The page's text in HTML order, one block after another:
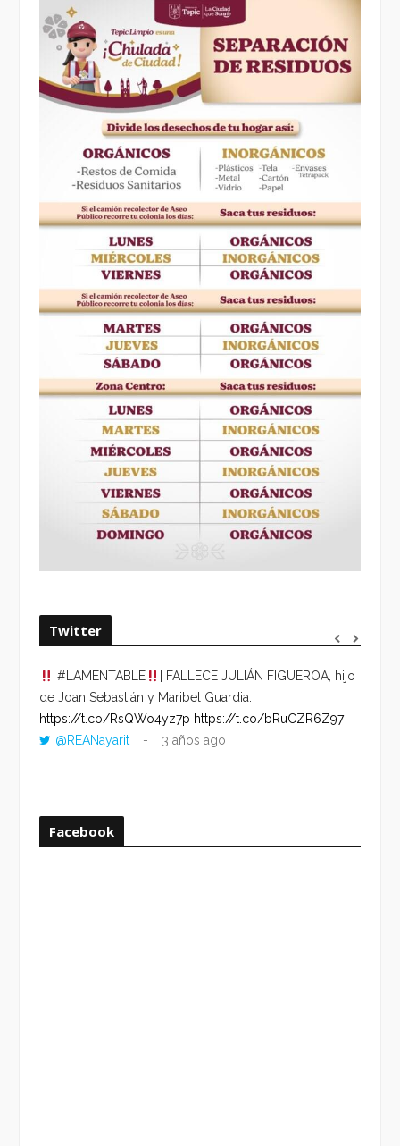
Twitter
#LAMENTABLE
| FALLECE JULIÁN FIGUEROA, hijo
de Joan Sebastián y Maribel Guardia.
https://t.co/RsQWo4yz7p https://t.co/bRuCZR6Z97
@REANayarit
3 años ago
Facebook